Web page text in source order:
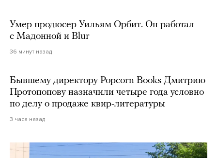
Умер продюсер Уильям Орбит. Он работал
с Мадонной и Blur
36 минут назад
Бывшему директору Popcorn Books Дмитрию
Протопопову назначили четыре года условно
по делу о продаже квир-литературы
3 часа назад